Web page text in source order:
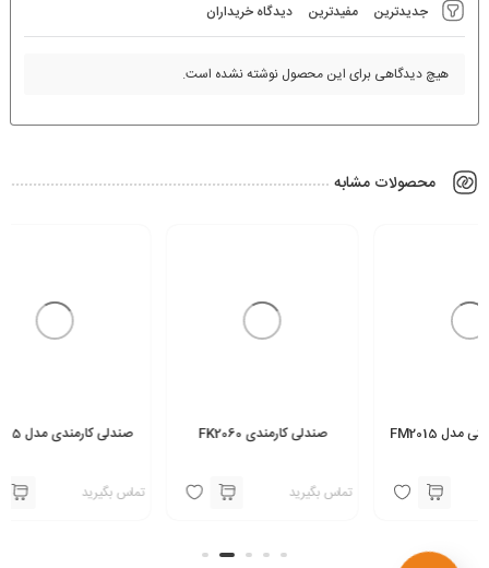
جدیدترین مفیدترین دیدگاه خریداران
هیچ دیدگاهی برای این محصول نوشته نشده است.
محصولات مشابه
صندلی کارمندی FK2060
تماس بگیرید
صندلی کارمندی مدل FK2015
تماس بگیرید